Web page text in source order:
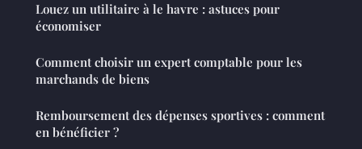
Louez un utilitaire à le havre : astuces pour
économiser
Comment choisir un expert comptable pour les
marchands de biens
Remboursement des dépenses sportives : comment
en bénéficier ?